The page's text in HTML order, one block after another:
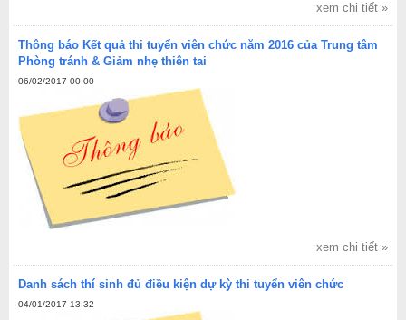
xem chi tiết »
Thông báo Kết quả thi tuyển viên chức năm 2016 của Trung tâm
Phòng tránh & Giảm nhẹ thiên tai
06/02/2017 00:00
xem chi tiết »
Danh sách thí sinh đủ điều kiện dự kỳ thi tuyển viên chức
04/01/2017 13:32